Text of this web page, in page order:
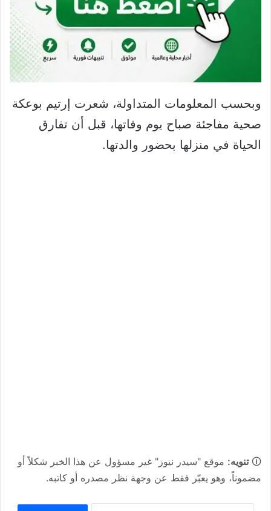
وبحسب المعلومات المتداولة، شعرت إرتيم بوعكة
صحية مفاجئة صباح يوم وفاتها، قبل أن تفارق
الحياة في منزلها بحضور والدتها.
🛈تنويه: موقع "سيدر نيوز" غير مسؤول عن هذا الخبر شكلاً أو
مضموناً، وهو يعبّر فقط عن وجهة نظر مصدره أو كاتبه.